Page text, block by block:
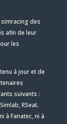
des
afin de leur
les
à jour et de
suivants :
RSeat.
à Fanatec, ni à